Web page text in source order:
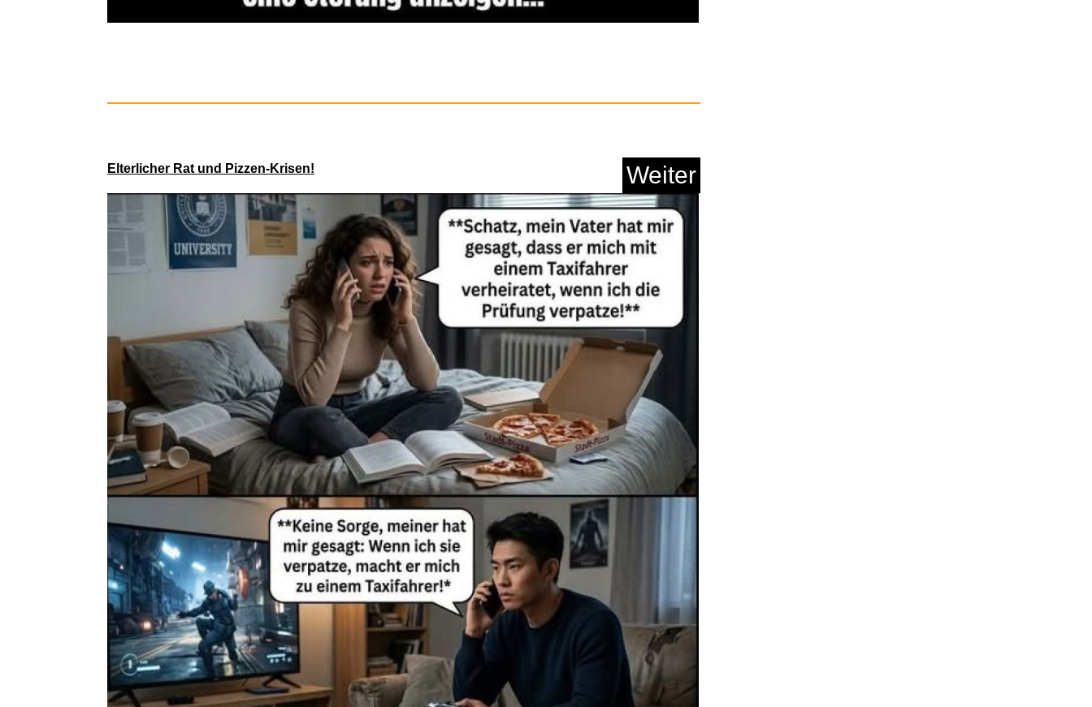
59x47...
Der Spitzname (Blu-ray)...
Anzeige
Black Forest Mineralwasser Sti...
Anzeige
Elterlicher Rat und Pizzen-Krisen! Weiter